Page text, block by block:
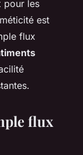
pour les
est
flux
flux